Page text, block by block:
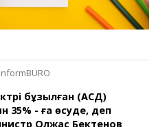
InformBURO
бұзылған (АСД)
35% - ға өсуде, деп
Олжас Бектенов